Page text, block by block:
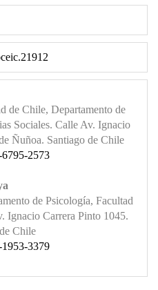
de Chile, Departamento de
Sociales. Calle Av. Ignacio
Ñuñoa. Santiago de Chile
2573
de Psicología, Facultad
Ignacio Carrera Pinto 1045.
Chile
3379